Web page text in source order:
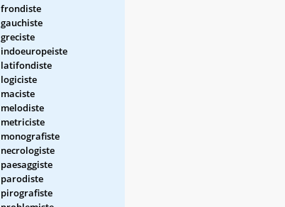
frondiste
gauchiste
greciste
indoeuropeiste
latifondiste
logiciste
maciste
melodiste
metriciste
monografiste
necrologiste
paesaggiste
parodiste
pirografiste